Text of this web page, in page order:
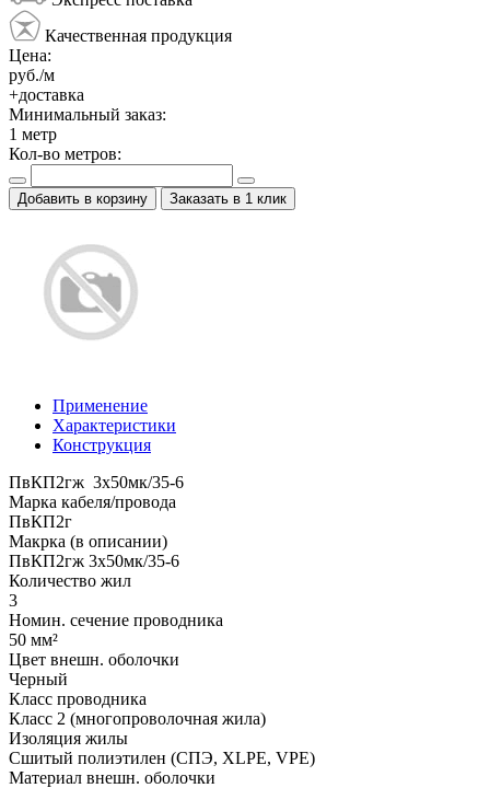
Качественная продукция
Цена:
руб./м
+доставка
Минимальный заказ:
1 метр
Кол-во метров:
Добавить в корзину Заказать в 1 клик
Применение
Характеристики
Конструкция
ПвКП2гж 3x50мк/35-6
Марка кабеля/провода
ПвКП2г
Макрка (в описании)
ПвКП2гж 3x50мк/35-6
Количество жил
3
Номин. сечение проводника
50 мм²
Цвет внешн. оболочки
Черный
Класс проводника
Класс 2 (многопроволочная жила)
Изоляция жилы
Сшитый полиэтилен (СПЭ, XLPE, VPE)
Материал внешн. оболочки